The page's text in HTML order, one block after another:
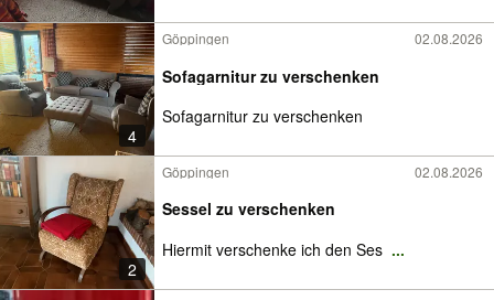
4
Göppingen 02.08.2026
Sofagarnitur zu verschenken
Sofagarnitur zu verschenken
2
Göppingen 02.08.2026
Sessel zu verschenken
Hiermit verschenke ich den Ses ...